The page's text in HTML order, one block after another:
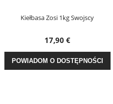
Kiełbasa Zosi 1kg Swojscy
17,90 €
POWIADOM O DOSTĘPNOŚCI